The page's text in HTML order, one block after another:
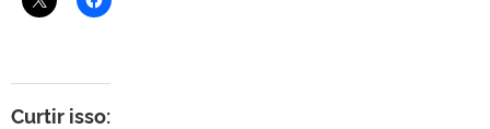
Curtir isso: